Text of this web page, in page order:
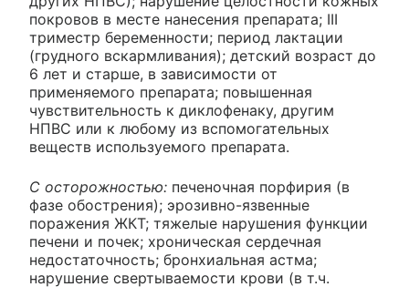
покровов в месте нанесения препарата; III
триместр беременности; период лактации
(грудного вскармливания); детский возраст до
6 лет и старше, в зависимости от
применяемого препарата; повышенная
чувствительность к диклофенаку, другим
НПВС или к любому из вспомогательных
веществ используемого препарата.
С осторожностью: печеночная порфирия (в
фазе обострения); эрозивно-язвенные
поражения ЖКТ; тяжелые нарушения функции
печени и почек; хроническая сердечная
недостаточность; бронхиальная астма;
нарушение свертываемости крови (в т.ч.